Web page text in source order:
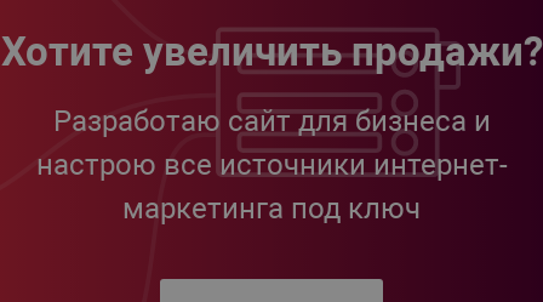
Хотите увеличить продажи?
Разработаю сайт для бизнеса и
настрою все источники интернет-
маркетинга под ключ